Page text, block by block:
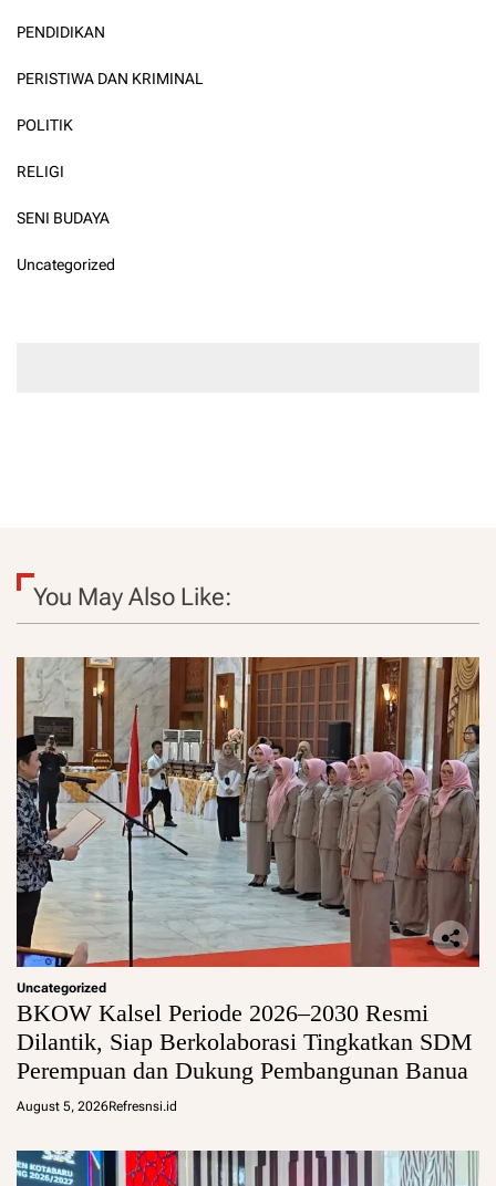
PENDIDIKAN
PERISTIWA DAN KRIMINAL
POLITIK
RELIGI
SENI BUDAYA
Uncategorized
You May Also Like:
Uncategorized
BKOW Kalsel Periode 2026–2030 Resmi
Dilantik, Siap Berkolaborasi Tingkatkan SDM
Perempuan dan Dukung Pembangunan Banua
August 5, 2026Refresnsi.id